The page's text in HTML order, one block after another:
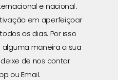
e nacional.
em aperfeiçoar
os dias. Por isso
maneira a sua
de nos contar
ou Email.